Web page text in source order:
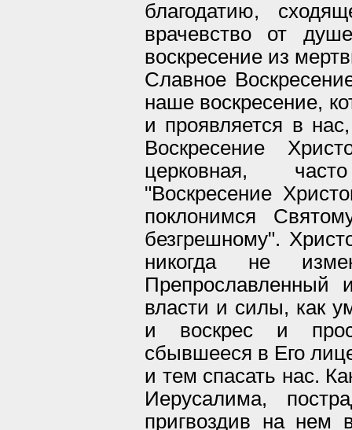
благодатию,
врачевство от
воскресение из
Славное
наше воскресение,
и проявляется в
Воскресение
церковная,
"Воскресение
поклонимся
безгрешному".
никогда не
Препрославленный
власти и силы, как
и воскрес и
сбывшееся в Его
и тем спасать нас.
Иерусалима,
пригвоздив на нем